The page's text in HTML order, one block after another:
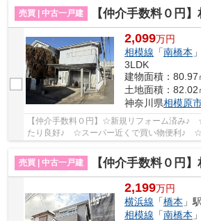
売買 | 中古一戸建
【仲介手数料０円】相模原市緑区
2,099万円
相模線 「南橋本
3LDK
建物面積：80.97
土地面積：82.02
神奈川県相模原
【仲介手数料０円】☆新規リフォーム済み♪
たり良好♪ ☆スーパー近くで買い物便利♪ ☆
売買 | 中古一戸建
【仲介手数料０円】相模原市緑区
2,199万円
横浜線 「橋本 」駅 バ
相模線 「南橋本